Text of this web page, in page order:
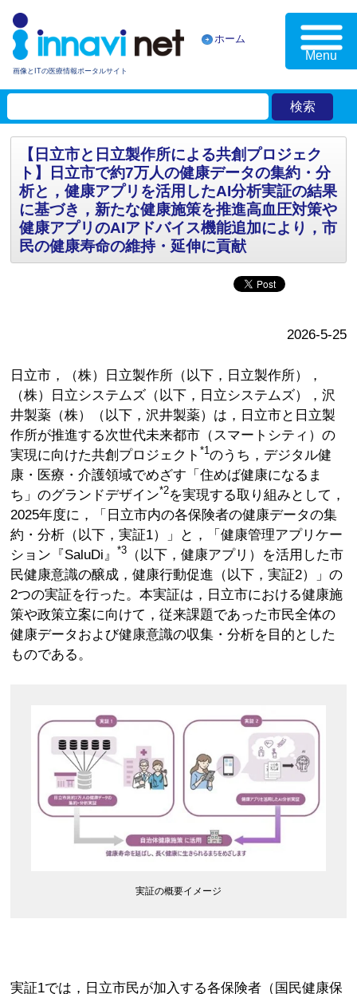
画像とITの医療情報ポータルサイト
ホーム
Menu
【日立市と日立製作所による共創プロジェク
ト】日立市で約7万人の健康データの集約・分
析と，健康アプリを活用したAI分析実証の結果
に基づき，新たな健康施策を推進高血圧対策や
健康アプリのAIアドバイス機能追加により，市
民の健康寿命の維持・延伸に貢献
2026-5-25
日立市，（株）日立製作所（以下，日立製作所），
（株）日立システムズ（以下，日立システムズ），沢
井製薬（株）（以下，沢井製薬）は，日立市と日立製
作所が推進する次世代未来都市（スマートシティ）の
実現に向けた共創プロジェクト *1のうち，デジタル健
康・医療・介護領域でめざす「住めば健康になるま
ち」のグランドデザイン*2を実現する取り組みとして，
2025年度に，「日立市内の各保険者の健康データの集
約・分析（以下，実証1）」と，「健康管理アプリケー
ション『SaluDi』
*3
（以下，健康アプリ）を活用した市
民健康意識の醸成，健康行動促進（以下，実証2）」の
2つの実証を行った。本実証は，日立市における健康施
策や政策立案に向けて，従来課題であった市民全体の
健康データおよび健康意識の収集・分析を目的とした
ものである。
実証の概要イメージ
実証1では，日立市民が加入する各保険者（国民健康保